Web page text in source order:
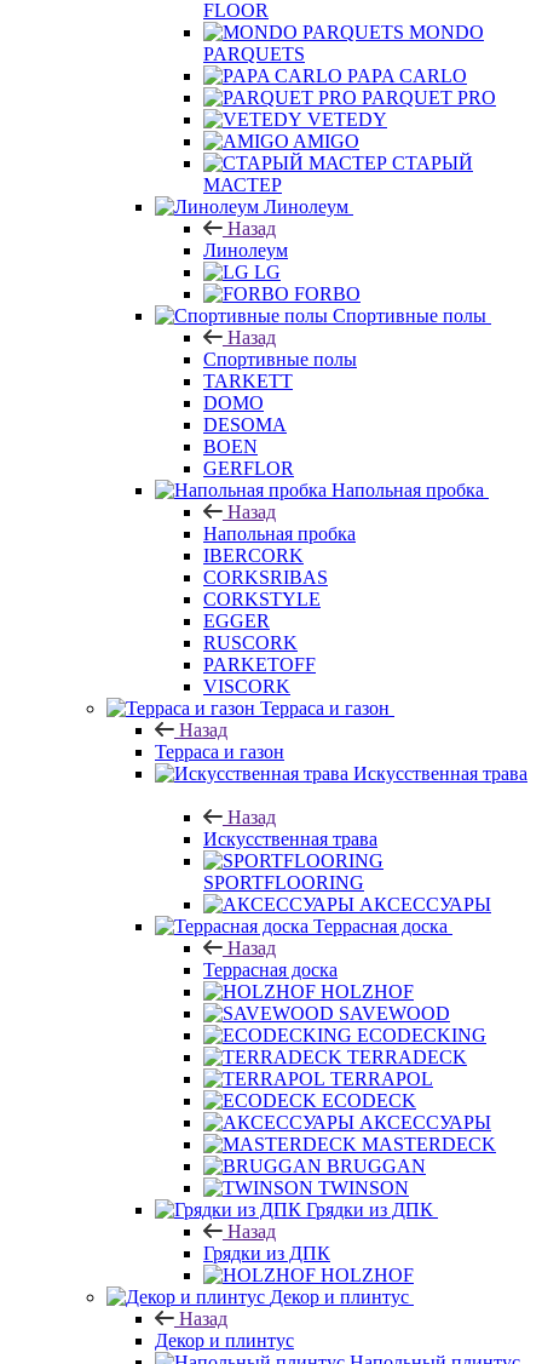
FLOOR
PARQUETS
PAPA CARLO
PARQUET PRO
VETEDY
AMIGO
МАСТЕР
Линолеум
Назад
Линолеум
LG
FORBO
Назад
Спортивные полы
TARKETT
DOMO
DESOMA
BOEN
GERFLOR
Назад
Напольная пробка
IBERCORK
CORKSRIBAS
CORKSTYLE
EGGER
RUSCORK
PARKETOFF
VISCORK
Назад
Терраса и газон
Назад
Искусственная трава
SPORTFLOORING
АКСЕССУАРЫ
Назад
Террасная доска
HOLZHOF
SAVEWOOD
ECODECKING
TERRADECK
TERRAPOL
ECODECK
АКСЕССУАРЫ
MASTERDECK
BRUGGAN
TWINSON
Назад
Грядки из ДПК
HOLZHOF
Назад